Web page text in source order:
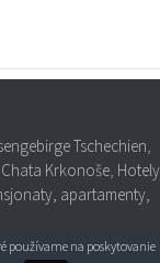
Tschechien
Chata Krkonoše, Hotely
apartamenty,
používame na poskytovanie